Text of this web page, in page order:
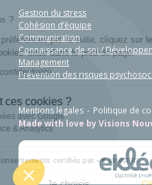
C'est OK pour vous ?
Pour modifier vos préférences par
'Préférences de cookies' situé
Lire la politique de confidentialité
À quoi servent ces cookies ?
Partage de données avec Google
Mesure d'audience & Analytics
Consentements
Gestion du stress
Cohésion d’équipe
Communication
Connaissance de soi /
Management
Prévention des risques
Mentions légales Politique de
Made with love by Visions